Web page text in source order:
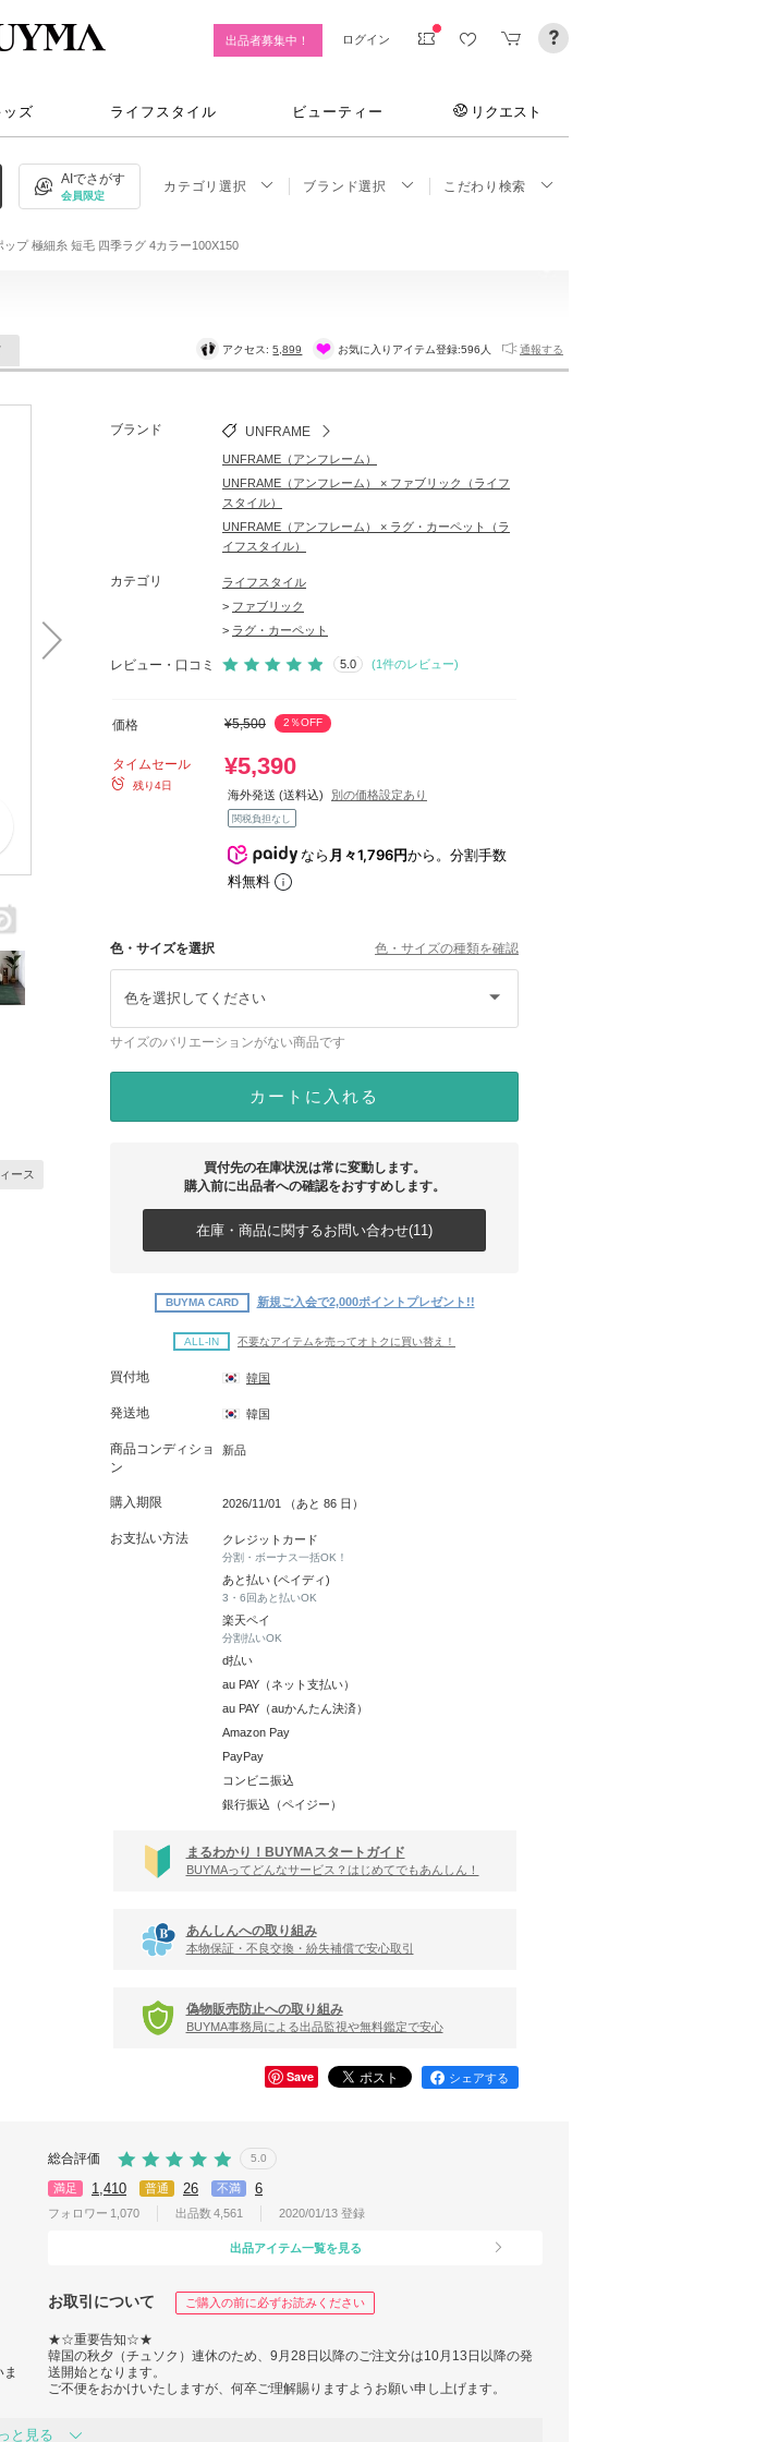
出品者募集中！ ログイン
ズ ライフスタイル ビューティー リクエスト
AIでさがす
会員限定
カテゴリ選択 ブランド選択 こだわり検索
ップ 極細糸 短毛 四季ラグ 4カラー100X150
アクセス:5,899 お気に入りアイテム登録:596人 通報する
ース
ブランド UNFRAME
UNFRAME（アンフレーム）
UNFRAME（アンフレーム） × ファブリック（ライフ
スタイル）
UNFRAME（アンフレーム） × ラグ・カーペット（ラ
イフスタイル）
カテゴリ
ライフスタイル
> ファブリック
> ラグ・カーペット
レビュー・口コミ 5.0 (1件のレビュー)
価格 ¥5,500 2％OFF
タイムセール
残り4日
¥5,390
海外発送 (送料込) 別の価格設定あり
関税負担なし
なら月々1,796円から。分割手数
料無料
色・サイズを選択 色・サイズの種類を確認
色を選択してください
サイズのバリエーションがない商品です
カートに入れる
買付先の在庫状況は常に変動します。
購入前に出品者への確認をおすすめします。
在庫・商品に関するお問い合わせ(11)
BUYMA CARD 新規ご入会で2,000ポイントプレゼント!!
ALL-IN 不要なアイテムを売ってオトクに買い替え！
買付地 韓国
発送地 韓国
商品コンディショ
ン
新品
購入期限 2026/11/01 （あと 86 日）
お支払い方法 クレジットカード
分割・ボーナス一括OK！
あと払い (ペイディ)
3・6回あと払いOK
楽天ペイ
分割払いOK
d払い
au PAY（ネット支払い）
au PAY（auかんたん決済）
Amazon Pay
PayPay
コンビニ振込
銀行振込（ペイジー）
まるわかり！BUYMAスタートガイド
BUYMAってどんなサービス？はじめてでもあんしん！
あんしんへの取り組み
本物保証・不良交換・紛失補償で安心取引
偽物販売防止への取り組み
BUYMA事務局による出品監視や無料鑑定で安心
Save シェアする
総合評価 5.0
満足 1,410 普通 26 不満 6
フォロワー 1,070 出品数 4,561 2020/01/13 登録
出品アイテム一覧を見る
お取引について ご購入の前に必ずお読みください
★☆重要告知☆★
韓国の秋夕（チュソク）連休のため、9月28日以降のご注文分は10月13日以降の発
送開始となります。
ご不便をおかけいたしますが、何卒ご理解賜りますようお願い申し上げます。
こんにちは ! kd_studio です。ご覧頂きありがとうございます。
と見る